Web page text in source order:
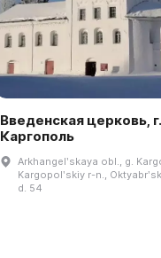
Введенская церковь, г.
Каргополь
Arkhangelʹskaya obl., g.
Kargopolʹskiy r-n.,
d. 54